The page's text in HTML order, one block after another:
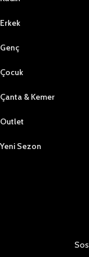
Erkek
Genç
Çocuk
Çanta & Kemer
Outlet
Yeni Sezon